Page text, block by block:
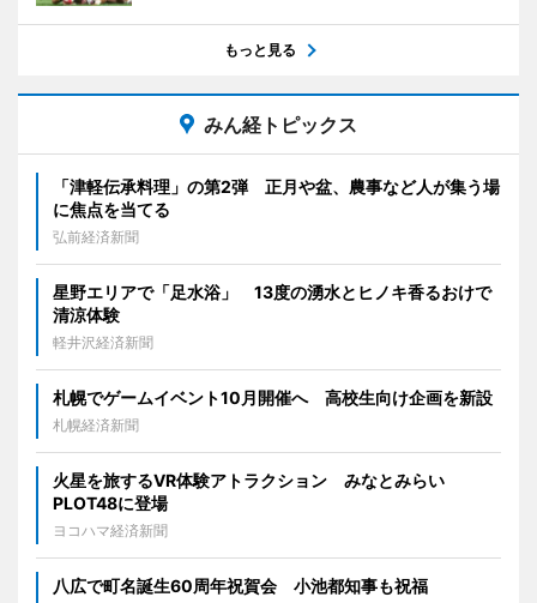
もっと見る
みん経トピックス
「津軽伝承料理」の第2弾 正月や盆、農事など人が集う場
に焦点を当てる
弘前経済新聞
星野エリアで「足水浴」 13度の湧水とヒノキ香るおけで
清涼体験
軽井沢経済新聞
札幌でゲームイベント10月開催へ 高校生向け企画を新設
札幌経済新聞
火星を旅するVR体験アトラクション みなとみらい
PLOT48に登場
ヨコハマ経済新聞
八広で町名誕生60周年祝賀会 小池都知事も祝福